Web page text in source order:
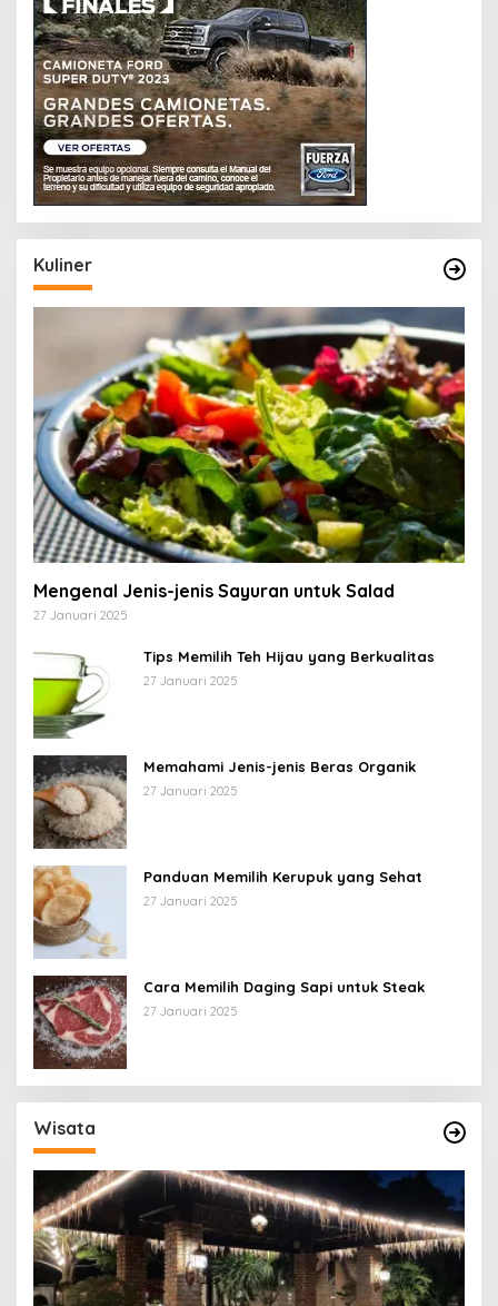
Kuliner
Mengenal Jenis-jenis Sayuran untuk Salad
27 Januari 2025
Tips Memilih Teh Hijau yang Berkualitas
27 Januari 2025
Memahami Jenis-jenis Beras Organik
27 Januari 2025
Panduan Memilih Kerupuk yang Sehat
27 Januari 2025
Cara Memilih Daging Sapi untuk Steak
27 Januari 2025
Wisata